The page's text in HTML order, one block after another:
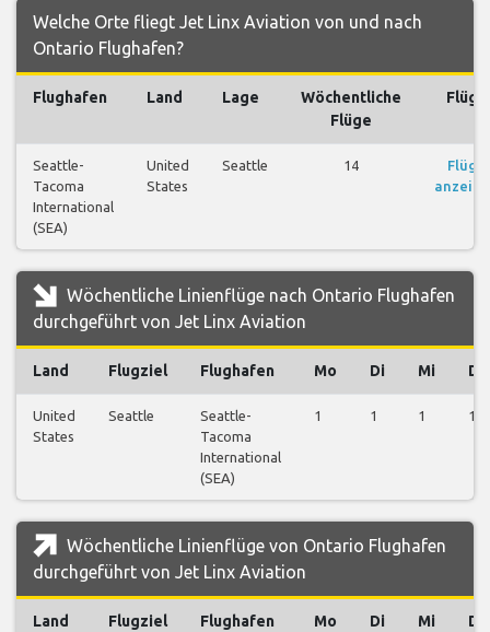
Welche Orte fliegt Jet Linx Aviation von und nach
Ontario Flughafen?
Flughafen Land Lage
Wöchentliche
Flüge
Flüge
Seattle-
Tacoma
International
(SEA)
United
States
Seattle 14
Flüge
Wöchentliche Linienflüge nach Ontario Flughafen
durchgeführt von Jet Linx Aviation
Land Flugziel Flughafen Mo Di Mi Do
United
States
Seattle
Seattle-
Tacoma
International
(SEA)
1 1 1 1
Wöchentliche Linienflüge von Ontario Flughafen
durchgeführt von Jet Linx Aviation
Land Flugziel Flughafen Mo Di Mi Do